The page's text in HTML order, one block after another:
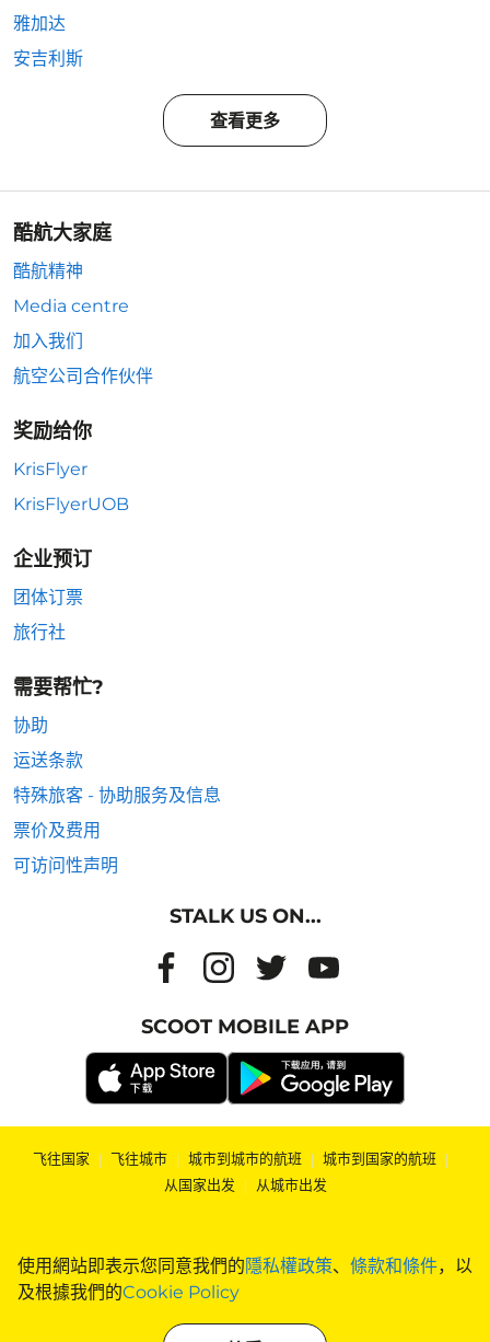
使用網站即表示您同意我們的隱私權政策、 條款和條件，以
及根據我們的Cookie Policy
雅加达
安吉利斯
查看更多
酷航大家庭
酷航精神
Media centre
加入我们
航空公司合作伙伴
奖励给你
KrisFlyer
KrisFlyerUOB
企业预订
团体订票
旅行社
需要帮忙?
协助
运送条款
特殊旅客 - 协助服务及信息
票价及费用
可访问性声明
STALK US ON...
SCOOT MOBILE APP
飞往国家 | 飞往城市 | 城市到城市的航班 | 城市到国家的航班 |
从国家出发 | 从城市出发